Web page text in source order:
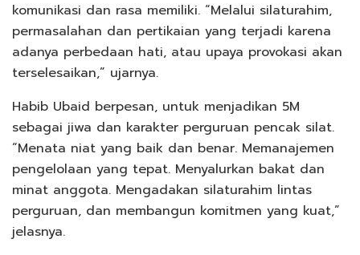
komunikasi dan rasa memiliki. “Melalui silaturahim,
permasalahan dan pertikaian yang terjadi karena
adanya perbedaan hati, atau upaya provokasi akan
terselesaikan,” ujarnya.
Habib Ubaid berpesan, untuk menjadikan 5M
sebagai jiwa dan karakter perguruan pencak silat.
“Menata niat yang baik dan benar. Memanajemen
pengelolaan yang tepat. Menyalurkan bakat dan
minat anggota. Mengadakan silaturahim lintas
perguruan, dan membangun komitmen yang kuat,”
jelasnya.